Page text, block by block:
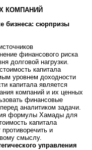
КОМПАНИЙ
бизнеса: сюрпризы
финансового риска
долговой нагрузки.
капитала
уровнем доходности
капитала является
компаний и их ценных
финансовые
аналитиком задачи.
формулы Хамады для
капитала
и
смыслу.
управления